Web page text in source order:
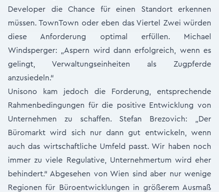
Developer die Chance für einen Standort erkennen
müssen. TownTown oder eben das Viertel Zwei würden
diese Anforderung optimal erfüllen. Michael
Windsperger: „Aspern wird dann erfolgreich, wenn es
gelingt, Verwaltungseinheiten als Zugpferde
anzusiedeln.“
Unisono kam jedoch die Forderung, entsprechende
Rahmenbedingungen für die positive Entwicklung von
Unternehmen zu schaffen. Stefan Brezovich: „Der
Büromarkt wird sich nur dann gut entwickeln, wenn
auch das wirtschaftliche Umfeld passt. Wir haben noch
immer zu viele Regulative, Unternehmertum wird eher
behindert.“ Abgesehen von Wien sind aber nur wenige
Regionen für Büroentwicklungen in größerem Ausmaß